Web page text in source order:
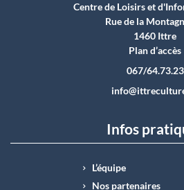
Centre de Loisirs et
Rue de la
1460 Ittre
Plan d’accès
067/64.73.23
Infos
L’équipe
Nos partenaires